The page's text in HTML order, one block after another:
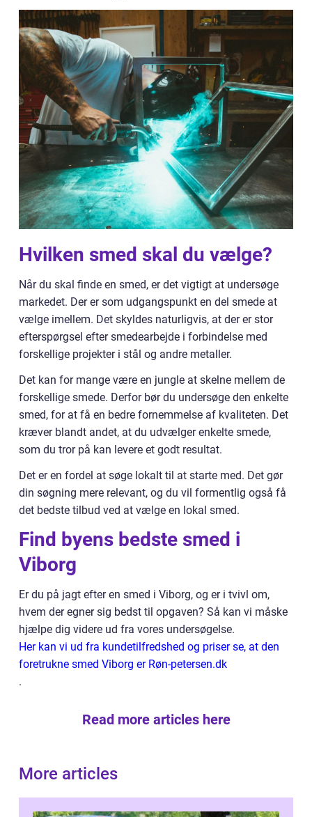
Hvilken smed skal du vælge?
Når du skal finde en smed, er det vigtigt at undersøge
markedet. Der er som udgangspunkt en del smede at
vælge imellem. Det skyldes naturligvis, at der er stor
efterspørgsel efter smedearbejde i forbindelse med
forskellige projekter i stål og andre metaller.
Det kan for mange være en jungle at skelne mellem de
forskellige smede. Derfor bør du undersøge den enkelte
smed, for at få en bedre fornemmelse af kvaliteten. Det
kræver blandt andet, at du udvælger enkelte smede,
som du tror på kan levere et godt resultat.
Det er en fordel at søge lokalt til at starte med. Det gør
din søgning mere relevant, og du vil formentlig også få
det bedste tilbud ved at vælge en lokal smed.
Find byens bedste smed i
Viborg
Er du på jagt efter en smed i Viborg, og er i tvivl om,
hvem der egner sig bedst til opgaven? Så kan vi måske
hjælpe dig videre ud fra vores undersøgelse.
Her kan vi ud fra kundetilfredshed og priser se, at den
foretrukne smed Viborg er Røn-petersen.dk
.
Read more articles here
More articles